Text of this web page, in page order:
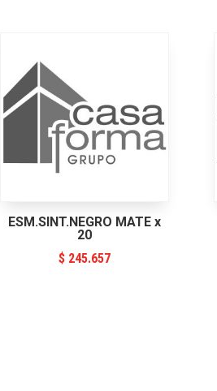
ESM.SINT.NEGRO MATE x
20
$ 245.657